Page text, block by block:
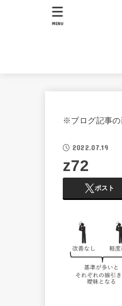
MENU
※ブログ記事の
2022.07.19
z72
ポスト